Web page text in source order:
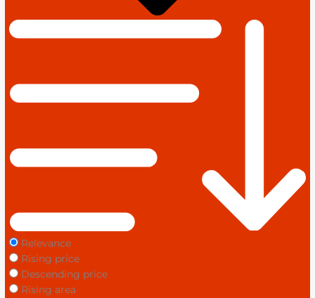
Relevance
Rising price
Descending price
Rising area